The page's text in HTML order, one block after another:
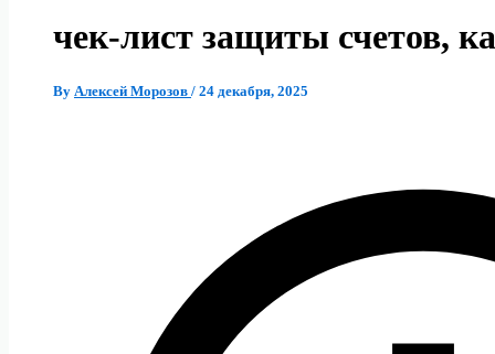
чек-лист защиты счетов,
By Алексей Морозов / 24 декабря, 2025